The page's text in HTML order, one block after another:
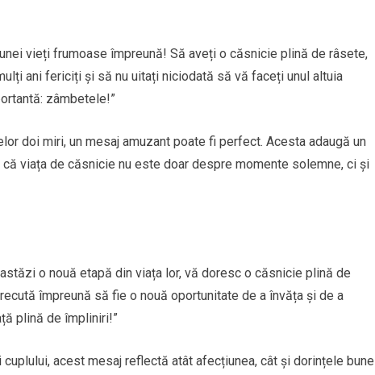
vieți frumoase împreună! Să aveți o căsnicie plină de râsete,
ani fericiți și să nu uitați niciodată să vă faceți unul altuia
zâmbetele!”
doi miri, un mesaj amuzant poate fi perfect. Acesta adaugă un
viața de căsnicie nu este doar despre momente solemne, ci și
o nouă etapă din viața lor, vă doresc o căsnicie plină de
împreună să fie o nouă oportunitate de a învăța și de a
plină de împliniri!”
acest mesaj reflectă atât afecțiunea, cât și dorințele bune